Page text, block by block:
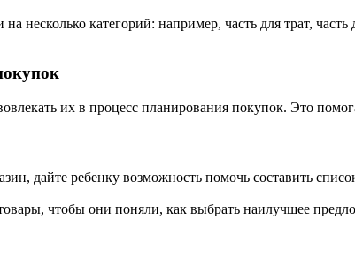
на несколько категорий: например, часть для трат,
их в процесс планирования покупок. Это
дайте ребенку возможность помочь составить
чтобы они поняли, как выбрать наилучшее